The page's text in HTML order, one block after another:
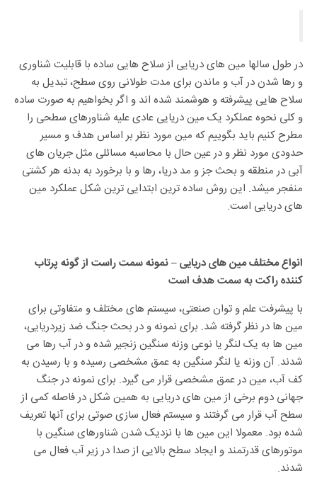
در طول سالها مین های دریایی از سلاح هایی ساده با قابلیت شناوری
و رها شدن در آب و ماندن برای مدت طولانی روی سطح، تبدیل به
سلاح هایی پیشرفته و هوشمند شده اند و اگر بخواهیم به صورت ساده
و کلی نحوه عملکرد یک مین دریایی عادی علیه شناورهای سطحی را
مطرح کنیم باید بگوییم که مین مورد نظر بر اساس هدف و مسیر
حدودی مورد نظر و در عین حال با محاسبه مسائلی مثل جریان های
آبی در منطقه و بحث جز و مد دریا، رها و با برخورد به بدنه هر کشتی
منفجر میشد. این روش ساده ترین ابتدایی ترین شکل عملکرد مین
های دریایی است.
انواع مختلف مین های دریایی – نمونه سمت راست از گونه پرتاب
کننده راکت به سمت هدف است
با پیشرفت علم و توان صنعتی، سیستم های مختلف و متفاوتی برای
مین ها در نظر گرفته شد. برای نمونه و در بحث جنگ ضد زیردریایی،
مین ها به یک لنگر یا نوعی وزنه سنگین زنجیر شده و در آب رها می
شدند. آن وزنه یا لنگر سنگین به عمق مشخصی رسیده و با رسیدن به
کف آب، مین در عمق مشخصی قرار می گیرد. برای نمونه در جنگ
جهانی دوم برخی از مین های دریایی به همین شکل در فاصله کمی از
سطح آب قرار می گرفتند و سیستم فعال سازی صوتی برای آنها تعریف
شده بود. معمولا این مین ها با نزدیک شدن شناورهای سنگین با
موتورهای قدرتمند و ایجاد سطح بالایی از صدا در زیر آب فعال می
شدند.